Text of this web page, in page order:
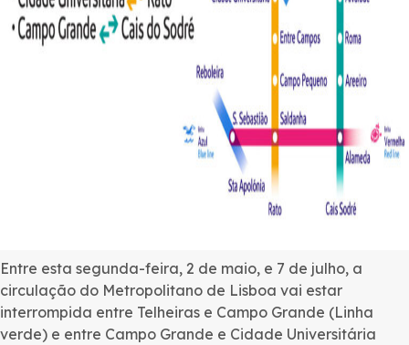
Entre esta segunda-feira, 2 de maio, e 7 de julho, a
circulação do Metropolitano de Lisboa vai estar
interrompida entre Telheiras e Campo Grande (Linha
verde) e entre Campo Grande e Cidade Universitária